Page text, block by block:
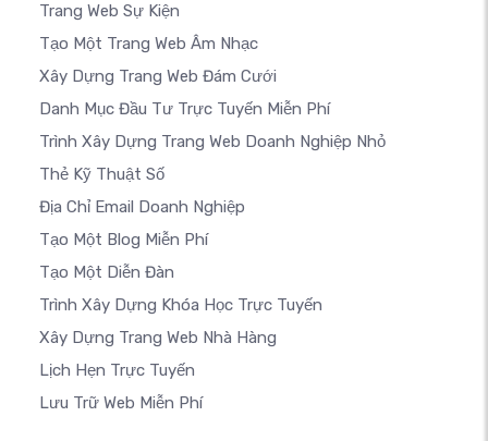
Trang Web Sự Kiện
Tạo Một Trang Web Âm Nhạc
Xây Dựng Trang Web Đám Cưới
Danh Mục Đầu Tư Trực Tuyến Miễn Phí
Trình Xây Dựng Trang Web Doanh Nghiệp Nhỏ
Thẻ Kỹ Thuật Số
Địa Chỉ Email Doanh Nghiệp
Tạo Một Blog Miễn Phí
Tạo Một Diễn Đàn
Trình Xây Dựng Khóa Học Trực Tuyến
Xây Dựng Trang Web Nhà Hàng
Lịch Hẹn Trực Tuyến
Lưu Trữ Web Miễn Phí